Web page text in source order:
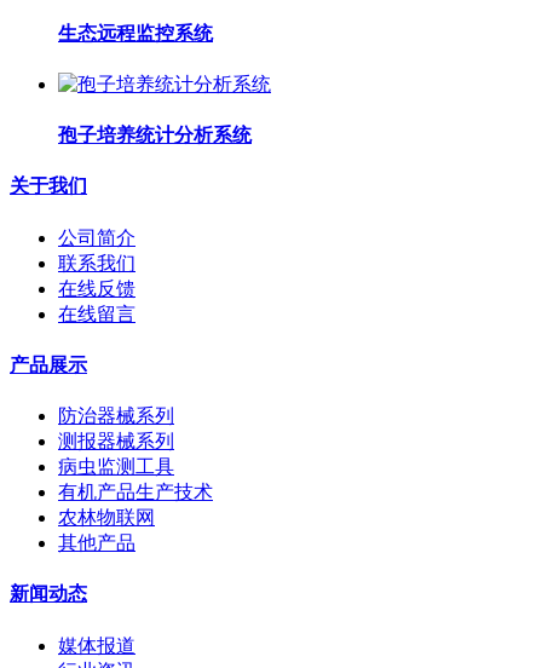
生态远程监控系统
孢子培养统计分析系统
关于我们
公司简介
联系我们
在线反馈
在线留言
产品展示
防治器械系列
测报器械系列
病虫监测工具
有机产品生产技术
农林物联网
其他产品
新闻动态
媒体报道